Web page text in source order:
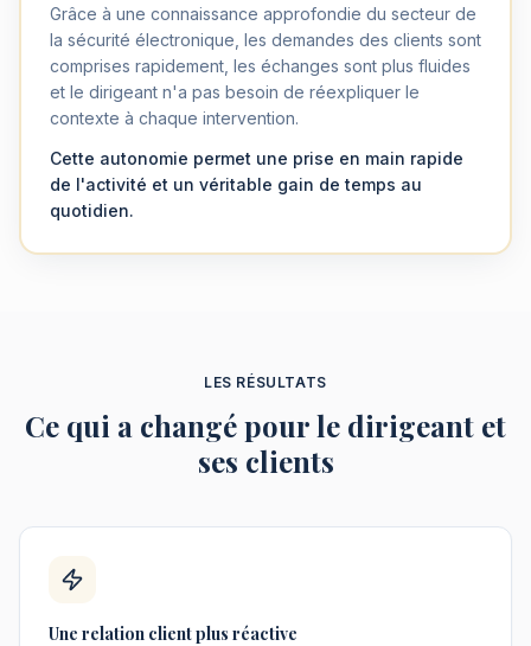
Grâce à une connaissance approfondie du secteur de
la sécurité électronique, les demandes des clients sont
comprises rapidement, les échanges sont plus fluides
et le dirigeant n'a pas besoin de réexpliquer le
contexte à chaque intervention.
Cette autonomie permet une prise en main rapide
de l'activité et un véritable gain de temps au
quotidien.
LES RÉSULTATS
Ce qui a changé pour le dirigeant et
ses clients
Une relation client plus réactive